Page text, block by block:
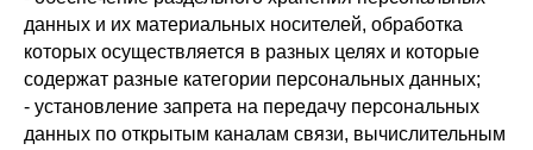
данных и их материальных носителей, обработка
которых осуществляется в разных целях и которые
содержат разные категории персональных данных;
- установление запрета на передачу персональных
данных по открытым каналам связи, вычислительным